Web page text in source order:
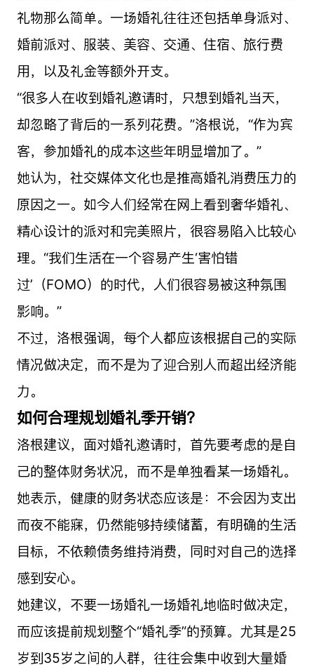
礼物那么简单。一场婚礼往往还包括单身派对、
婚前派对、服装、美容、交通、住宿、旅行费
用，以及礼金等额外开支。
“很多人在收到婚礼邀请时，只想到婚礼当天，
却忽略了背后的一系列花费。”洛根说，“作为宾
客，参加婚礼的成本这些年明显增加了。”
她认为，社交媒体文化也是推高婚礼消费压力的
原因之一。如今人们经常在网上看到奢华婚礼、
精心设计的派对和完美照片，很容易陷入比较心
理。“我们生活在一个容易产生‘害怕错
过’（FOMO）的时代，人们很容易被这种氛围
影响。”
不过，洛根强调，每个人都应该根据自己的实际
情况做决定，而不是为了迎合别人而超出经济能
力。
如何合理规划婚礼季开销？
洛根建议，面对婚礼邀请时，首先要考虑的是自
己的整体财务状况，而不是单独看某一场婚礼。
她表示，健康的财务状态应该是：不会因为支出
而夜不能寐，仍然能够持续储蓄，有明确的生活
目标，不依赖债务维持消费，同时对自己的选择
感到安心。
她建议，不要一场婚礼一场婚礼地临时做决定，
而应该提前规划整个“婚礼季”的预算。尤其是25
岁到35岁之间的人群，往往会集中收到大量婚